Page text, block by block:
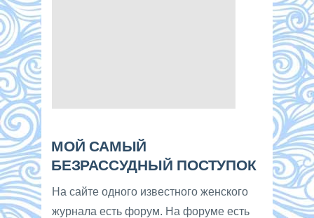
МОЙ САМЫЙ
БЕЗРАССУДНЫЙ ПОСТУПОК
На сайте одного известного женского
журнала есть форум. На форуме есть